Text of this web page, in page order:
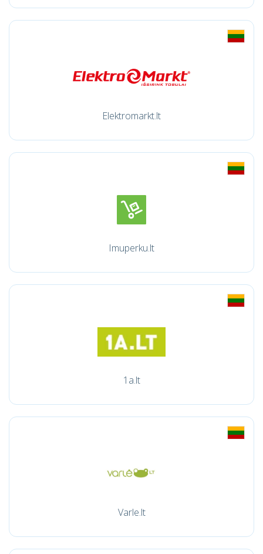
Elektromarkt.lt
Imuperku.lt
1a.lt
Varle.lt